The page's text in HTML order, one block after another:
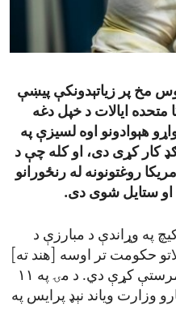
ENVIRONMENT AND
IDEALS AND INSTITUTIONS
مخ پر زیاتېدونکې پیښې
متحده ایالات د خپل دغه
هېوادونو اوه لسیزې په
ګډ کار کړی دی، او کله چې د
روغتونونه له رنځورانو
ستایل شوی دی.
په وړاندې د مبارزې د
حکومت تر اوسه [هند ته]
د څه دپاسه ۱۰۰ میلیون ډالرو مرستې کړې دي. د مۍ په ۱۱
چارو وزارت ویاند نېډ پرایس په